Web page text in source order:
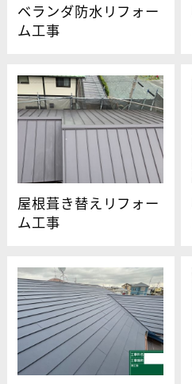
ベランダ防水リフォー
ム工事
屋根葺き替えリフォー
ム工事